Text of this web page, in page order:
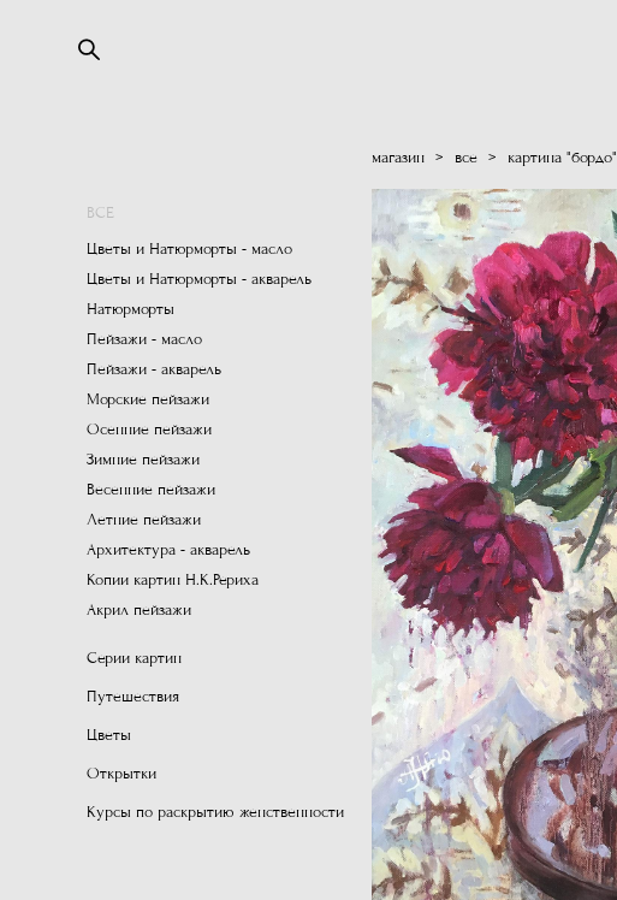
ВСЕ
Цветы и Натюрморты - масло
Цветы и Натюрморты - акварель
Натюрморты
Пейзажи - масло
Пейзажи - акварель
Морские пейзажи
Осенние пейзажи
Зимние пейзажи
Весенние пейзажи
Летние пейзажи
Архитектура - акварель
Копии картин Н.К.Рериха
Акрил пейзажи
Серии картин
Путешествия
Цветы
Открытки
Курсы по раскрытию женственности
магазин > все > картина "бордо"